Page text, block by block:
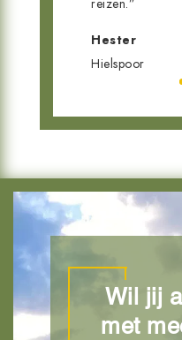
reizen.”
Hester
Hielspoor
Wil jij
met